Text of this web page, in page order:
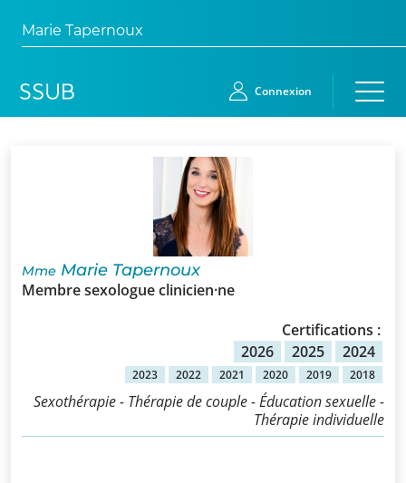
Marie Tapernoux
d’adhésion
Connexion
Mme Marie Tapernoux
Membre sexologue clinicien·ne
Certifications :
2026
2025 2024
2023 2022 2021 2020 2019 2018
Sexothérapie - Thérapie de couple - Éducation sexuelle -
Thérapie individuelle